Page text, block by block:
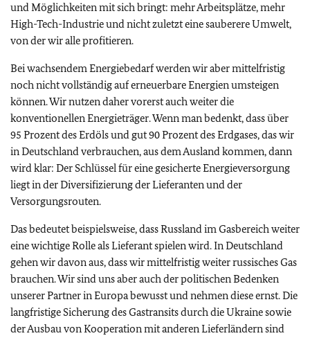
und Möglichkeiten mit sich bringt: mehr Arbeitsplätze, mehr
High-Tech-Industrie und nicht zuletzt eine sauberere Umwelt,
von der wir alle profitieren.
Bei wachsendem Energiebedarf werden wir aber mittelfristig
noch nicht vollständig auf erneuerbare Energien umsteigen
können. Wir nutzen daher vorerst auch weiter die
konventionellen Energieträger. Wenn man bedenkt, dass über
95 Prozent des Erdöls und gut 90 Prozent des Erdgases, das wir
in Deutschland verbrauchen, aus dem Ausland kommen, dann
wird klar: Der Schlüssel für eine gesicherte Energieversorgung
liegt in der Diversifizierung der Lieferanten und der
Versorgungsrouten.
Das bedeutet beispielsweise, dass Russland im Gasbereich weiter
eine wichtige Rolle als Lieferant spielen wird. In Deutschland
gehen wir davon aus, dass wir mittelfristig weiter russisches Gas
brauchen. Wir sind uns aber auch der politischen Bedenken
unserer Partner in Europa bewusst und nehmen diese ernst. Die
langfristige Sicherung des Gastransits durch die Ukraine sowie
der Ausbau von Kooperation mit anderen Lieferländern sind